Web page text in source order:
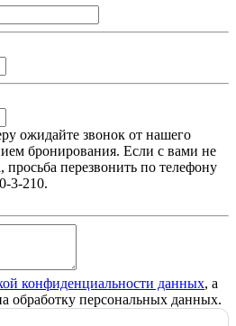
ожидайте звонок от нашего
бронирования. Если с вами не
просьба перезвонить по телефону
3-210.
конфиденциальности данных, а
обработку персональных данных.